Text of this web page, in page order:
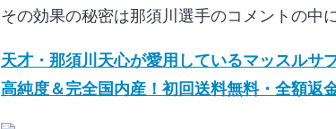
その効果の秘密は那須川選手のコメントの中
天才・那須川天心が愛用しているマッスルサ
高純度＆完全国内産！初回送料無料・全額返